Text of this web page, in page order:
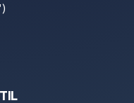
)